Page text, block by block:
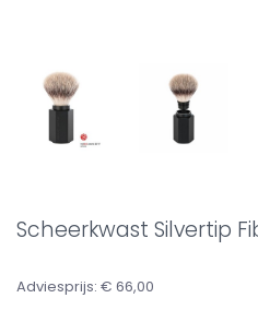
Scheerkwast Silvertip
Adviesprijs: € 66,00